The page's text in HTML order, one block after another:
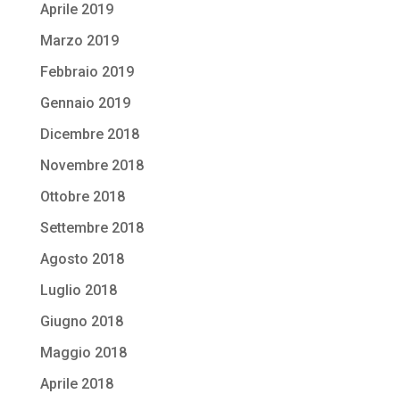
Aprile 2019
Marzo 2019
Febbraio 2019
Gennaio 2019
Dicembre 2018
Novembre 2018
Ottobre 2018
Settembre 2018
Agosto 2018
Luglio 2018
Giugno 2018
Maggio 2018
Aprile 2018